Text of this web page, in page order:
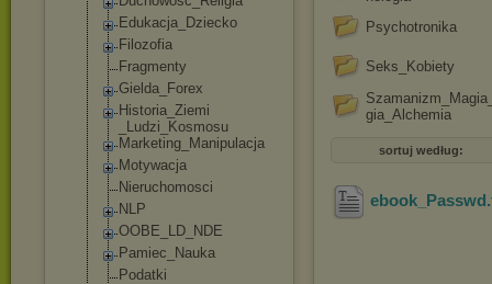
Edukacja_Dziec ko
Filozofia
Fragmenty
Gielda_Forex
Historia_Ziemi
_Ludzi_Kosmosu
Marketing_Manipulacja
Motywacja
Nieruchomosci
NLP
OOBE_LD_NDE
Pamiec_Nauka
Podatki
Psychotronika
Seks_Kobiety
gia_Alchemia
sortuj według:
ebook_Passwd